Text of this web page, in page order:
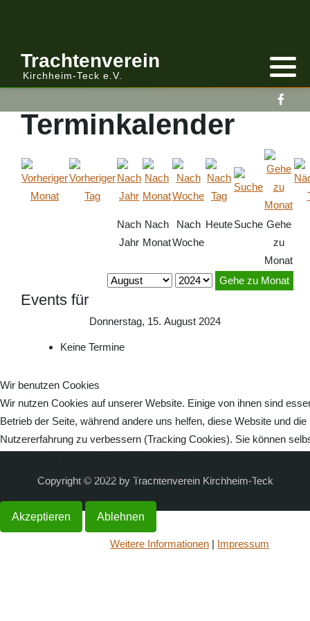
Trachtenverein
Kirchheim-Teck e.V.
Terminkalender
Nach
Jahr
Nach
Monat
Nach
Woche
HeuteSuche Gehe
zu
Monat
Gehe zu Monat
Events für
Donnerstag, 15. August 2024
Keine Termine
Copyright © 2022 by Trachtenverein Kirchheim-Teck
Wir benutzen Cookies
Wir nutzen Cookies auf unserer Website. Einige von ihnen sind
Betrieb der Seite, während andere uns helfen, diese Website und die
Nutzererfahrung zu verbessern (Tracking Cookies). Sie können
womöglich nicht mehr alle Funktionalitäten der Seite zur Verfügung
Akzeptieren Ablehnen
Weitere Informationen | Impressum
Anmelden/Abmelden
Kalender
Gebirgstracht
Volkstracht
Berichte Vereinsleitung
Berichte
Vereinsleitung Informiert